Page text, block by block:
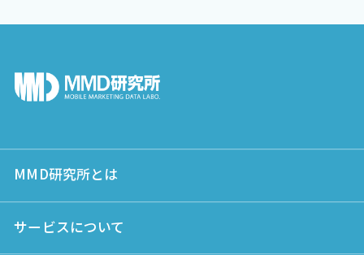
MMD研究所とは
サービスについて